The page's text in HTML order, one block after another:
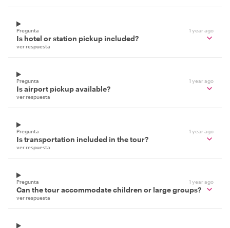
Pregunta 1 year ago
Is hotel or station pickup included?
ver respuesta
Pregunta 1 year ago
Is airport pickup available?
ver respuesta
Pregunta 1 year ago
Is transportation included in the tour?
ver respuesta
Pregunta 1 year ago
Can the tour accommodate children or large groups?
ver respuesta